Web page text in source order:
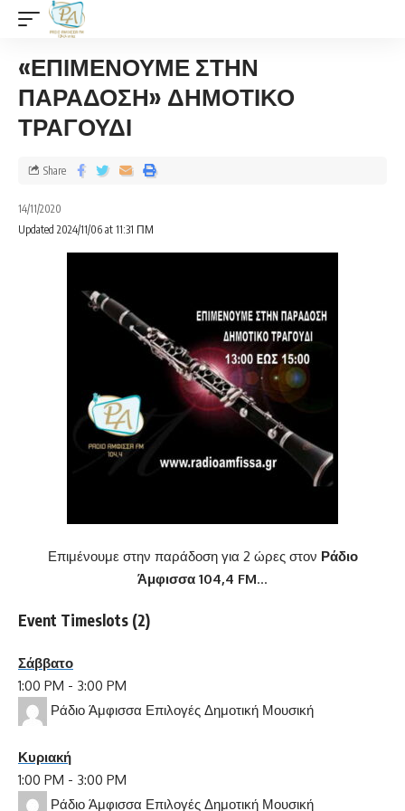
«ΕΠΙΜΕΝΟΥΜΕ ΣΤΗΝ
ΠΑΡΑΔΟΣΗ» ΔΗΜΟΤΙΚΟ
ΤΡΑΓΟΥΔΙ
14/11/2020
Updated 2024/11/06 at 11:31 ΠΜ
Share
Επιμένουμε στην παράδοση για 2 ώρες στον Ράδιο
Άμφισσα 104,4 FM…
Event Timeslots (2)
Σάββατο
1:00 PM - 3:00 PM
Ράδιο Άμφισσα Επιλογές Δημοτική Μουσική
Κυριακή
1:00 PM - 3:00 PM
Ράδιο Άμφισσα Επιλογές Δημοτική Μουσική